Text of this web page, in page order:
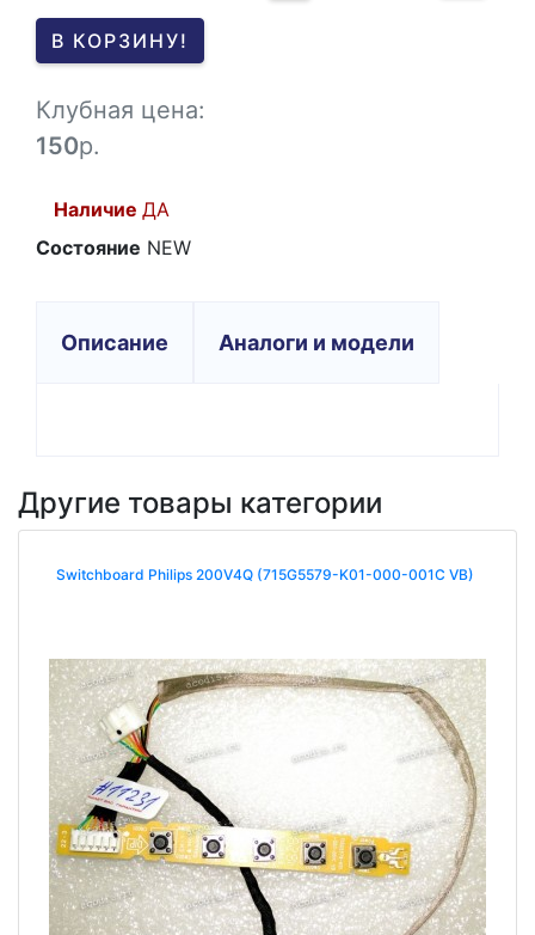
В КОРЗИНУ!
Клубная цена:
150р.
Наличие ДА
Состояние NEW
Описание Аналоги и модели
Другие товары категории
Switchboard Philips 200V4Q (715G5579-K01-000-001C VB)